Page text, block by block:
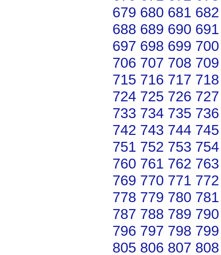
679 680 681 682
688 689 690 691
697 698 699 700
706 707 708 709
715 716 717 718
724 725 726 727
733 734 735 736
742 743 744 745
751 752 753 754
760 761 762 763
769 770 771 772
778 779 780 781
787 788 789 790
796 797 798 799
805 806 807 808